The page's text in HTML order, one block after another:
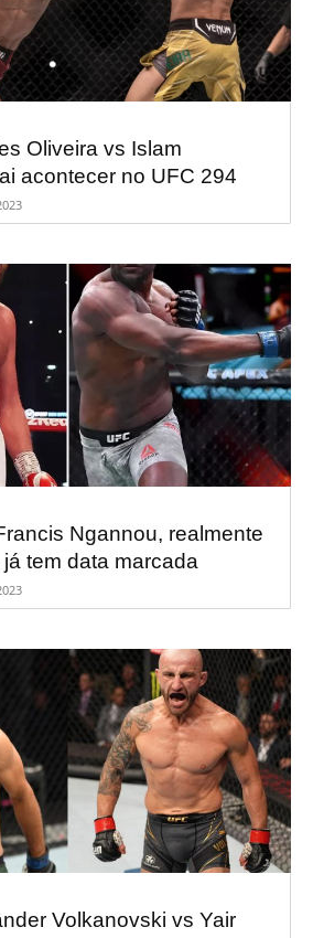
Oliveira vs Islam
acontecer no UFC 294
Ngannou, realmente
tem data marcada
Volkanovski vs Yair